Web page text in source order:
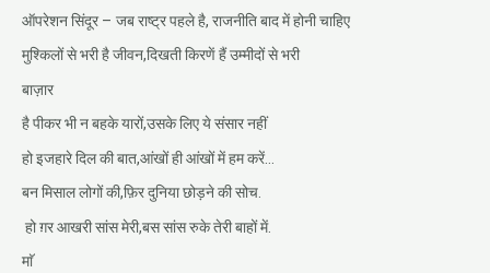
ऑपरेशन सिंदूर – जब राष्ट्र पहले है, राजनीति बाद में होनी चाहिए
मुश्किलों से भरी है जीवन,दिखती किरणें हैं उम्मीदों से भरी
बाज़ार
है पीकर भी न बहके यारों,उसके लिए ये संसार नहीं
हो इजहारे दिल की बात,आंखों ही आंखों में हम करें…
बन मिसाल लोगों की,फ़िर दुनिया छोड़ने की सोच.
हो ग़र आखरी सांस मेरी,बस सांस रुके तेरी बाहों में.
माॅ